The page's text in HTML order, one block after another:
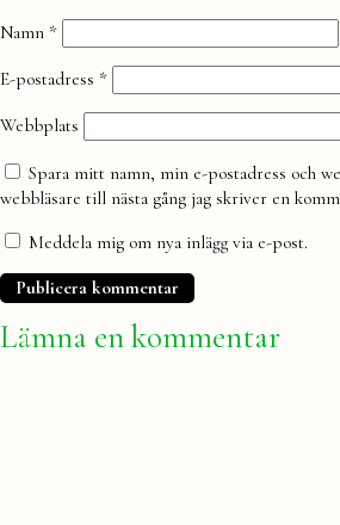
Namn *
E-postadress *
Webbplats
Spara mitt namn, min e-postadress och
webbläsare till nästa gång jag skriver en
Meddela mig om nya inlägg via e-post.
Lämna en kommentar